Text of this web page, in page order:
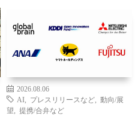
2026.08.06
AI
プレスリリースなど
動向/展
望
提携/合弁など